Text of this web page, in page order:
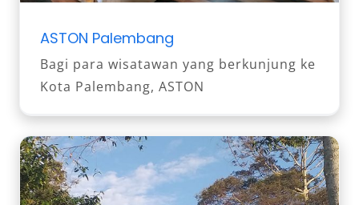
ASTON Palembang
Bagi para wisatawan yang berkunjung ke
Kota Palembang, ASTON